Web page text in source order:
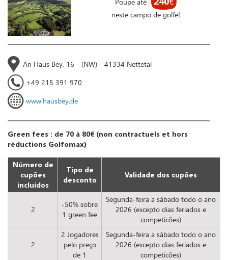
Poupe até
neste campo de golfe!
An Haus Bey, 16 - (NW) - 41334 Nettetal
+49 215 391 970
www.hausbey.de
Green fees : de 70 à 80€ (non contractuels et hors
réductions Golfomax)
Número de
cupões
incluídos
Tipo de
desconto
Validade dos cupões
2
-50% sobre
1 green fee
Segunda-feira a sábado todo o ano
2026 (excepto dias feriados e
competicões)
2
2 Jogadores
pelo preço
de 1
Segunda-feira a sábado todo o ano
2026 (excepto dias feriados e
competicões)